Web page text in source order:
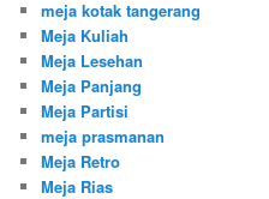
meja kotak tangerang
Meja Kuliah
Meja Lesehan
Meja Panjang
Meja Partisi
meja prasmanan
Meja Retro
Meja Rias